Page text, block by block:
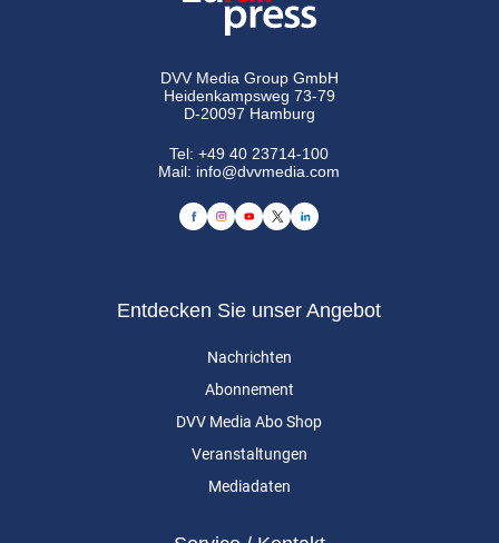
DVV Media Group GmbH
Heidenkampsweg 73-79
D-20097 Hamburg
Tel:+49 40 23714-100
Mail: info@dvvmedia.com
Entdecken Sie unser Angebot
Nachrichten
Abonnement
DVV Media Abo Shop
Veranstaltungen
Mediadaten